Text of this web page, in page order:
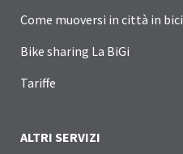
Come muoversi in città in bici
Bike sharing La BiGi
Tariffe
ALTRI SERVIZI